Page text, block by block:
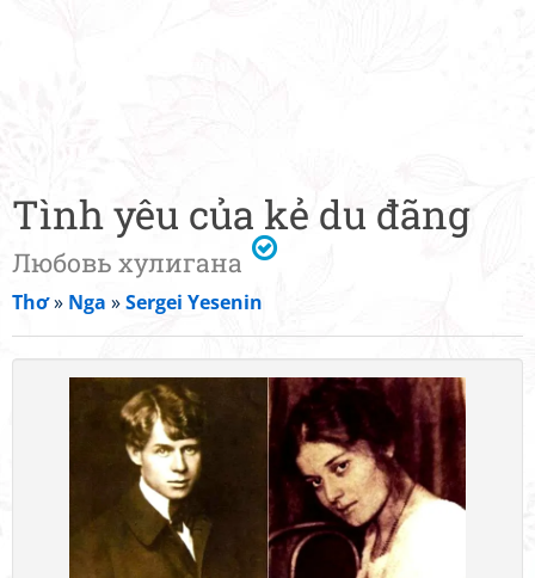
Tình yêu của kẻ du đãng
Любовь хулигана
Thơ» Nga »Sergei Yesenin